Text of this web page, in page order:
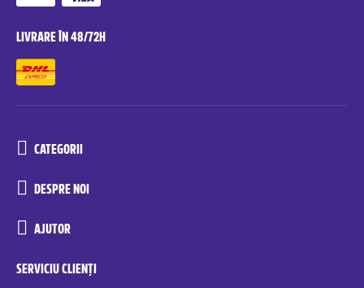
LIVRARE ÎN 48/72H
CATEGORII
DESPRE NOI
AJUTOR
SERVICIU CLIENȚI